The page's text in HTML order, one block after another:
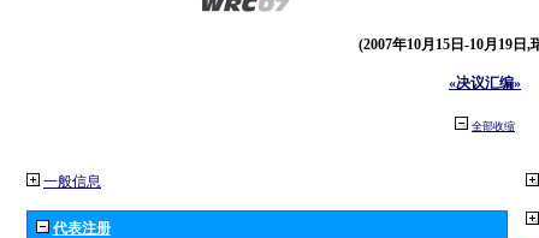
(2007年10月15日-10月19日,
«决议汇编»
全部收缩
一般信息
代表注册